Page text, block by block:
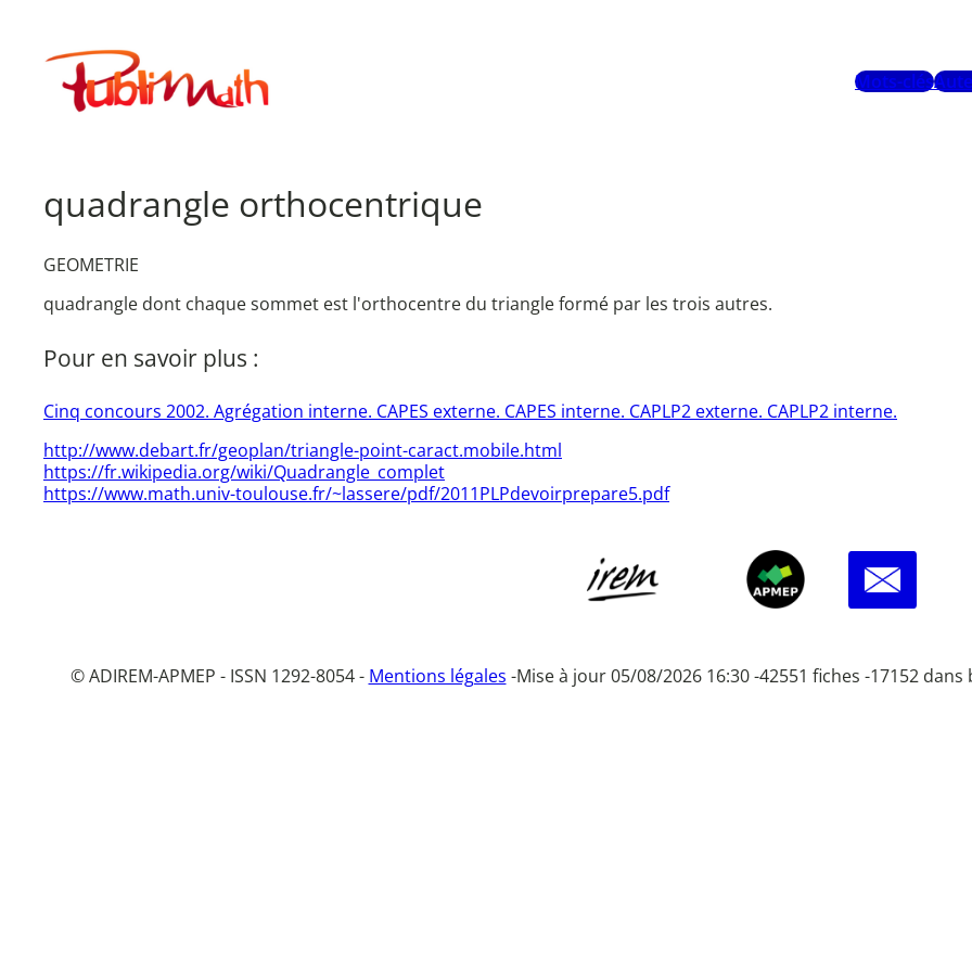
contenuPublimath
Mots-clés
quadrangle orthocentrique
GEOMETRIE
quadrangle dont chaque sommet est l'orthocentre du triangle formé par les trois autres.
Pour en savoir plus :
Cinq concours 2002. Agrégation interne. CAPES externe. CAPES interne. CAPLP2 externe. CAPLP2 interne.
http://www.debart.fr/geoplan/triangle-point-caract.mobile.html
https://fr.wikipedia.org/wiki/Quadrangle_complet
https://www.math.univ-toulouse.fr/~lassere/pdf/2011PLPdevoirprepare5.pdf
© ADIREM-APMEP - ISSN 1292-8054 - Mentions légales -Mise à jour 05/08/2026 16:30 -42551 fiches -17152